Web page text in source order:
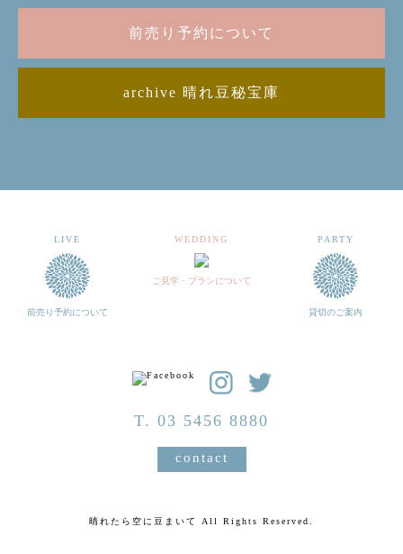
前売り予約について
archive 晴れ豆秘宝庫
LIVE
前売り予約について
WEDDING
ご見学・プランについて
PARTY
貸切のご案内
T. 03 5456 8880
contact
晴れたら空に豆まいて All Rights Reserved.